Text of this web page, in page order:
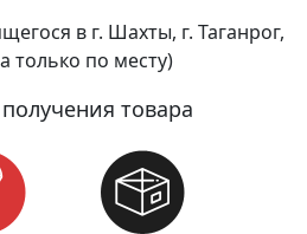
в г. Шахты, г. Таганрог,
только по месту)
товара